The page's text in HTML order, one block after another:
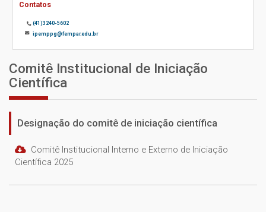
Contatos
(41)3240-5602
ipemppg@fempar.edu.br
Comitê Institucional de Iniciação
Científica
Designação do comitê de iniciação científica
Comitê Institucional Interno e Externo de Iniciação
Científica 2025